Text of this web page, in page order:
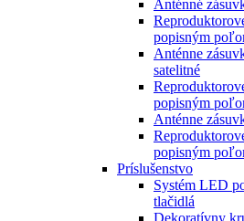
Anténné
popisným
Anténne
satelitné
popisným
Anténne
popisným
Príslušenstvo
Systém LED
tlačidlá
Dekoratívny